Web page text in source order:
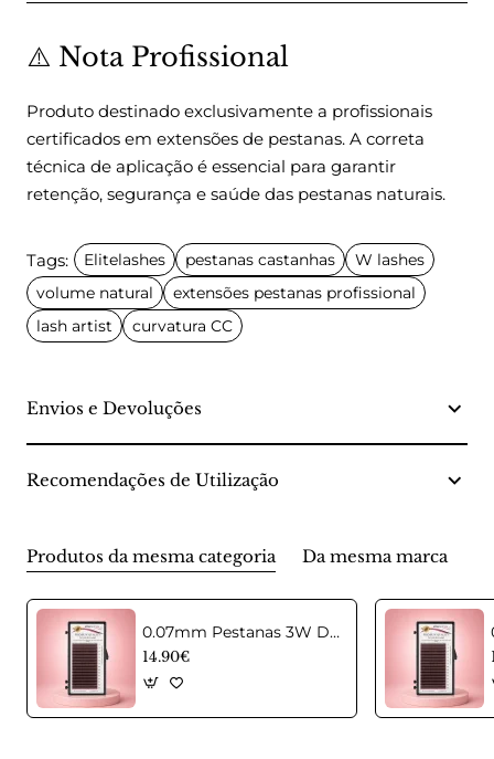
⚠️ Nota Profissional
Produto destinado exclusivamente a profissionais
certificados em extensões de pestanas. A correta
técnica de aplicação é essencial para garantir
retenção, segurança e saúde das pestanas naturais.
Tags: Elitelashes pestanas castanhas
W lashes
volume natural
extensões pestanas profissional
lash artist
curvatura CC
Envios e Devoluções
Recomendações de Utilização
Produtos da mesma categoria Da mesma marca
0.07mm Pestanas 3W D Castanhas em curvatura C Mix
14.90€